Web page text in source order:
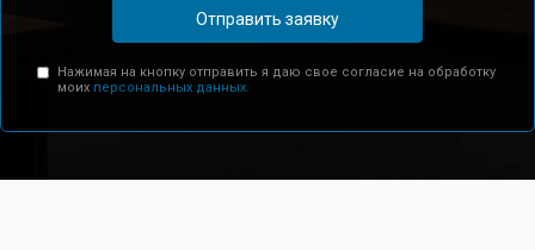
Отправить заявку
Нажимая на кнопку отправить я даю свое согласие на обработку
моих персональных данных.